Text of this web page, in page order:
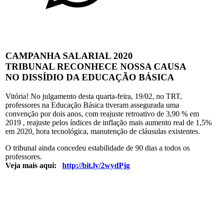
CAMPANHA SALARIAL 2020
TRIBUNAL RECONHECE NOSSA CAUSA
NO DISSÍDIO DA EDUCAÇÃO BÁSICA
Vitória! No julgamento desta quarta-feira, 19/02, no TRT,
professores na Educação Básica tiveram assegurada uma
convenção por dois anos, com reajuste retroativo de 3,90 % em
2019 , reajuste pelos índices de inflação mais aumento real de 1,5%
em 2020, hora tecnológica, manutenção de cláusulas existentes.
O tribunal ainda concedeu estabilidade de 90 dias a todos os
professores.
Veja mais aqui:
http://bit.ly/2wydPjg